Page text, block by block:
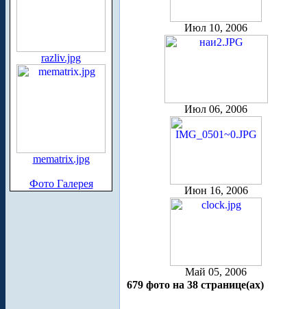
razliv.jpg
mematrix.jpg
Фото Галерея
Июл 10, 2006
Июл 06, 2006
Июн 16, 2006
Май 05, 2006
679 фото на 38 странице(ах)